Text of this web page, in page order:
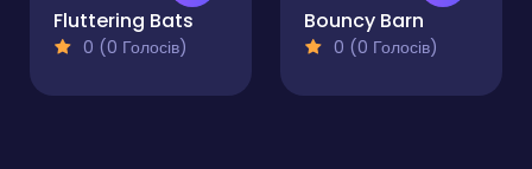
Fluttering Bats
0 (0 Голосів)
Bouncy Barn
0 (0 Голосів)